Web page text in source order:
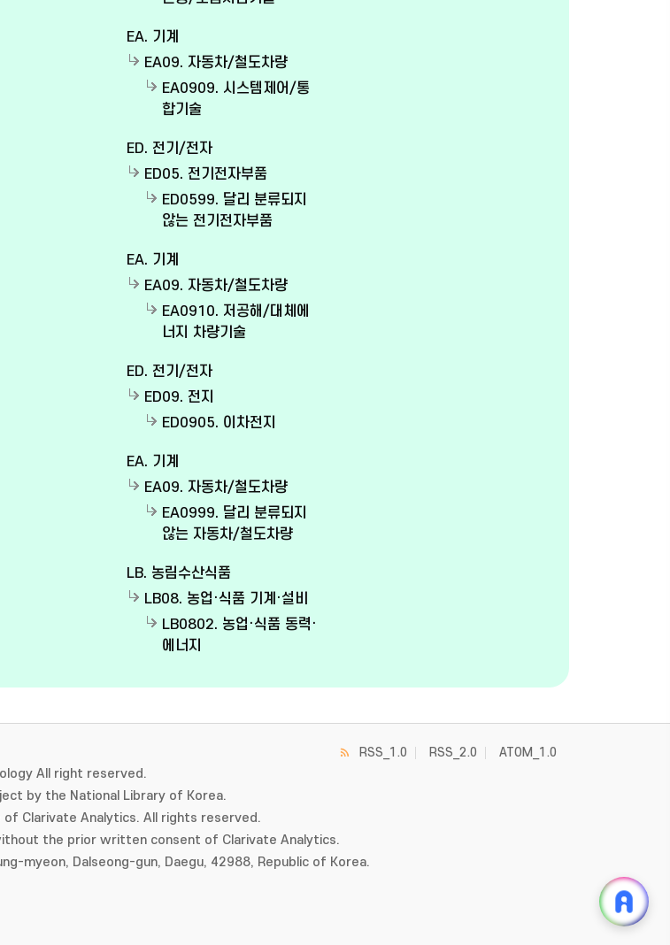
EA. 기계
EA09. 자동차/철도차량
EA0909. 시스템제어/통
합기술
ED. 전기/전자
ED05. 전기전자부품
ED0599. 달리 분류되지
않는 전기전자부품
EA. 기계
EA09. 자동차/철도차량
EA0910. 저공해/대체에
너지 차량기술
ED. 전기/전자
ED09. 전지
ED0905. 이차전지
EA. 기계
EA09. 자동차/철도차량
EA0999. 달리 분류되지
않는 자동차/철도차량
LB. 농림수산식품
LB08. 농업·식품 기계·설비
LB0802. 농업·식품 동력·
에너지
All right reserved.
by the National Library of Korea.
Clarivate Analytics. All rights reserved.
the prior written consent of Clarivate Analytics.
myeon, Dalseong-gun, Daegu, 42988, Republic of Korea.
RSS_1.0 RSS_2.0 ATOM_1.0